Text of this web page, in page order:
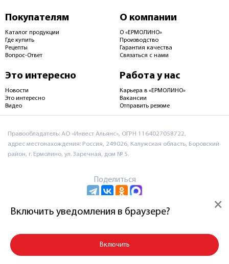
Покупателям
Каталог продукции
Где купить
Рецепты
Вопрос-Ответ
О компании
О «ЕРМОЛИНО»
Производство
Гарантия качества
Связаться с нами
Это интересно
Новости
Это интересно
Видео
Работа у нас
Карьера в «ЕРМОЛИНО»
Вакансии
Отправить резюме
Правообладатель: АО «Инвест Альянс», ОГРН 1164027058722,
адрес местонахождения: Россия, 249026, Калужская область, Боровский
район, г. Ермолино, ул. Заречная, дом № 5.
Поделиться
Пользовательское соглашение и политика
×
Включить уведомления в браузере?
Включить